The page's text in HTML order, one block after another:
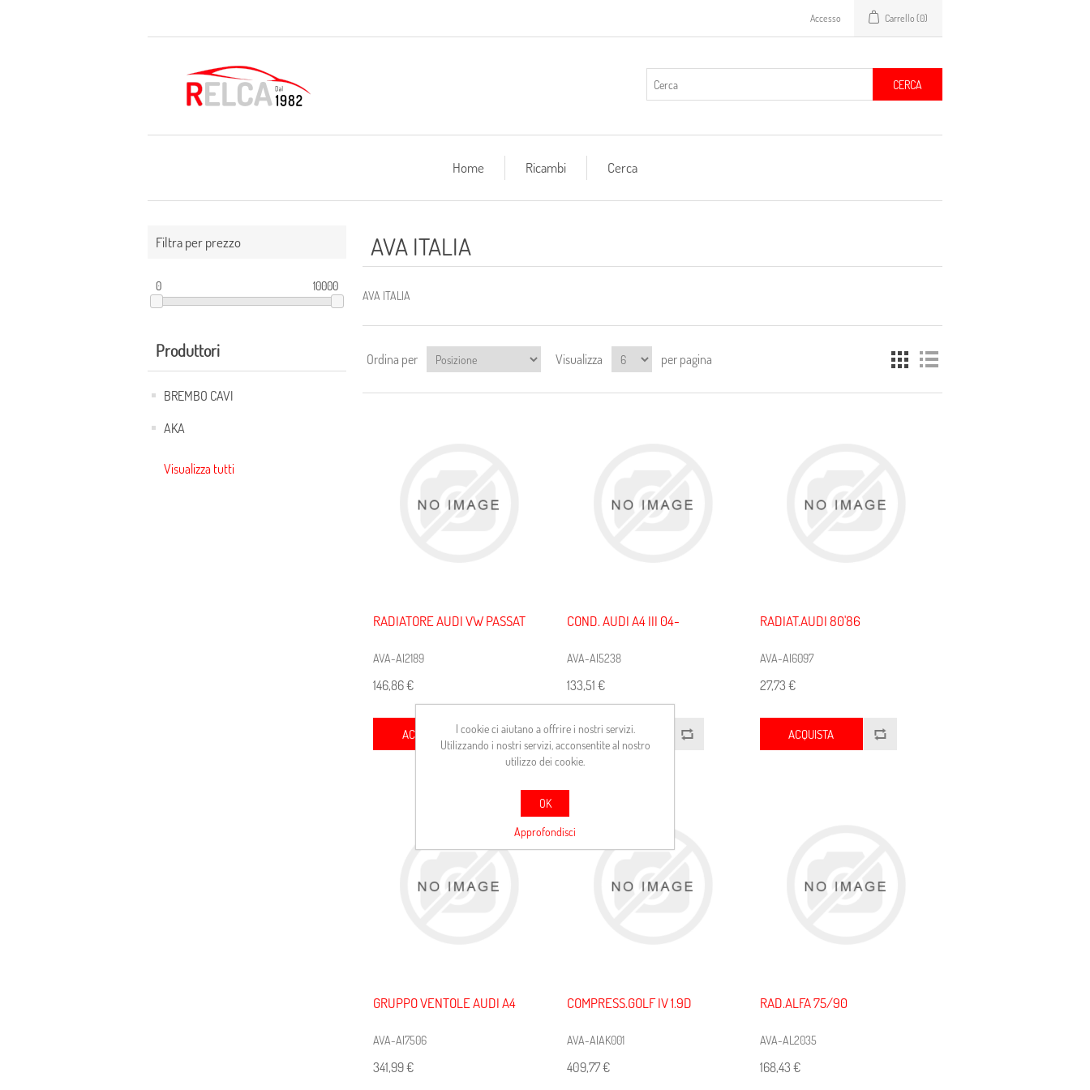
Accesso Carrello (0)
CERCA
Home Ricambi Cerca
Filtra per prezzo
0 10000
Produttori
BREMBO CAVI
AKA
Visualizza tutti
AVA ITALIA
AVA ITALIA
Ordina per Visualizza per pagina
RADIATORE AUDI VW PASSAT
AVA-AI2189
146,86 €
ACQUISTA
COND. AUDI A4 III 04-
AVA-AI5238
133,51 €
ACQUISTA
RADIAT.AUDI 80'86
AVA-AI6097
27,73 €
ACQUISTA
GRUPPO VENTOLE AUDI A4
AVA-AI7506
341,99 €
COMPRESS.GOLF IV 1.9D
AVA-AIAK001
409,77 €
RAD.ALFA 75/90
AVA-AL2035
168,43 €
I cookie ci aiutano a offrire i nostri servizi.
Utilizzando i nostri servizi, acconsentite al nostro
utilizzo dei cookie.
OK
Approfondisci